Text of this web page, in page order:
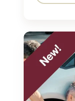
Emergency
First
Aid
Course